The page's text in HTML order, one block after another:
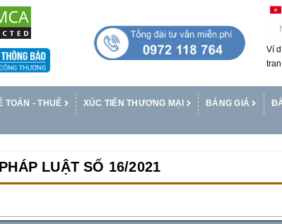
Ví
TOÁN - THUẾ XÚC TIẾN THƯƠNG MẠI BẢNG GIÁ
LUẬT SỐ 16/2021